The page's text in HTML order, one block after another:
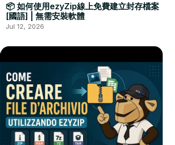
📦 如何使用ezyZip線上免費建立封存檔案
[國語] | 無需安裝軟體
Jul 12, 2026